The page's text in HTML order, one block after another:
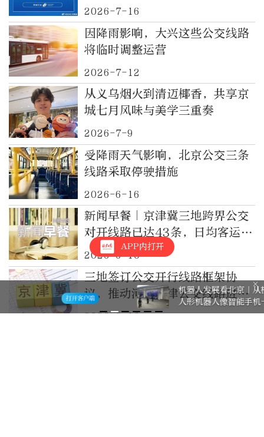
行甩站
2026-7-16
因降雨影响，大兴这些公交线路
将临时调整运营
2026-7-12
从义乌烟火到清迈椰香，共享京
城七月风味与美学三重奏
2026-7-9
受降雨天气影响，北京公交三条
线路采取停驶措施
2026-6-16
新闻早餐｜京津冀三地跨界公交
对开线路已达43条，日均客运量
21万人次
2026-6-10
三地签订公交开行线路框架协
议，推动河北天津公交线路进京
运营
2026-6-10
APP内打开
机器人发展看北京｜从校园开始，让
人形机器人像智能手机一样普及